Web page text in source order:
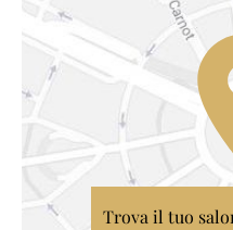
Trova il tuo